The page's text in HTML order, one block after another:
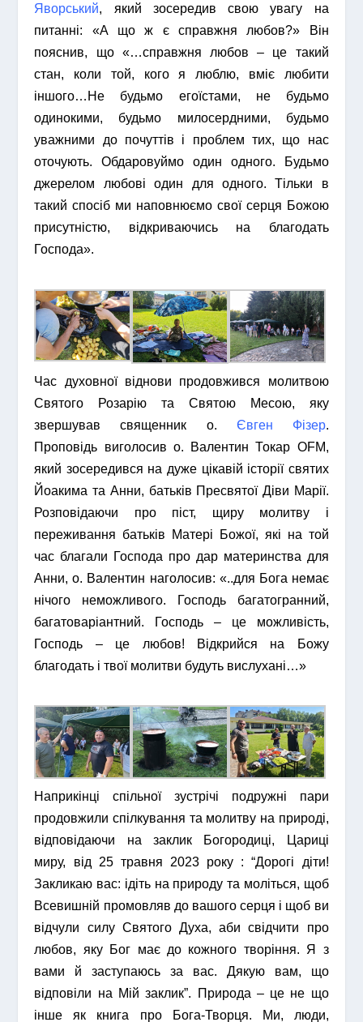
Яворський, який зосередив свою увагу на
питанні: «А що ж є справжня любов?» Він
пояснив, що «…справжня любов – це такий
стан, коли той, кого я люблю, вміє любити
іншого…Не будьмо егоїстами, не будьмо
одинокими, будьмо милосердними, будьмо
уважними до почуттів і проблем тих, що нас
оточують. Обдаровуймо один одного. Будьмо
джерелом любові один для одного. Тільки в
такий спосіб ми наповнюємо свої серця Божою
присутністю, відкриваючись на благодать
Господа».
Час духовної віднови продовжився молитвою
Святого Розарію та Святою Месою, яку
звершував священник о. Євген Фізер.
Проповідь виголосив о. Валентин Токар OFM,
який зосередився на дуже цікавій історії святих
Йоакима та Анни, батьків Пресвятої Діви Марії.
Розповідаючи про піст, щиру молитву і
переживання батьків Матері Божої, які на той
час благали Господа про дар материнства для
Анни, о. Валентин наголосив: «..для Бога немає
нічого неможливого. Господь багатогранний,
багатоваріантний. Господь – це можливість,
Господь – це любов! Відкрийся на Божу
благодать і твої молитви будуть вислухані…»
Наприкінці спільної зустрічі подружні пари
продовжили спілкування та молитву на природі,
відповідаючи на заклик Богородиці, Цариці
миру, від 25 травня 2023 року : “Дорогі діти!
Закликаю вас: ідіть на природу та моліться, щоб
Всевишній промовляв до вашого серця і щоб ви
відчули силу Святого Духа, аби свідчити про
любов, яку Бог має до кожного творіння. Я з
вами й заступаюсь за вас. Дякую вам, що
відповіли на Мій заклик”. Природа – це не що
інше як книга про Бога-Творця. Ми, люди,